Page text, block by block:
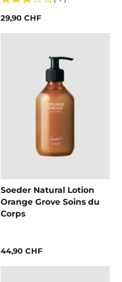
29,90 CHF
Soeder Natural Lotion
Orange Grove Soins du
Corps
44,90 CHF